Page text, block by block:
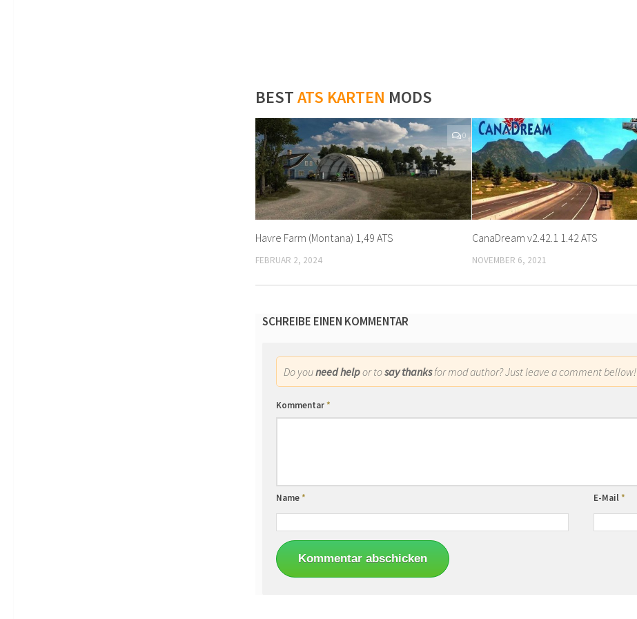
BESTATS KARTEN MODS
0
Havre Farm (Montana) 1,49 ATS
FEBRUAR 2, 2024
CanaDream v2.42.1 1.42 ATS
NOVEMBER 6, 2021
SCHREIBE EINEN KOMMENTAR
Do youneed helpor tosay thanksfor mod author? Just leave a comment bellow!
Kommentar*
Name* E-Mail*